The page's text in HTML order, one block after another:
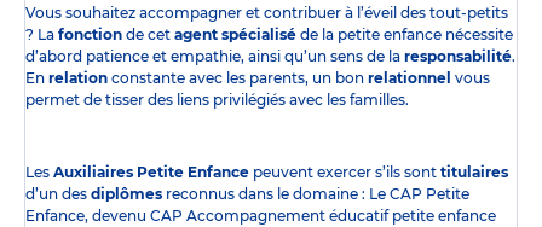
Vous souhaitez accompagner et contribuer à l’éveil des tout-petits
? La fonction de cet agent spécialisé de la petite enfance nécessite
d’abord patience et empathie, ainsi qu’un sens de la responsabilité.
En relation constante avec les parents, un bon relationnel vous
permet de tisser des liens privilégiés avec les familles.
Les Auxiliaires Petite Enfance peuvent exercer s’ils sont titulaires
d’un des diplômes reconnus dans le domaine : Le CAP Petite
Enfance, devenu CAP Accompagnement éducatif petite enfance